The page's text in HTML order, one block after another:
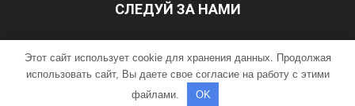
СЛЕДУЙ ЗА НАМИ
ГЛАВНАЯ Контакты
©
Этот сайт использует cookie для хранения данных. Продолжая
использовать сайт, Вы даете свое согласие на работу с этими
файлами.
OK